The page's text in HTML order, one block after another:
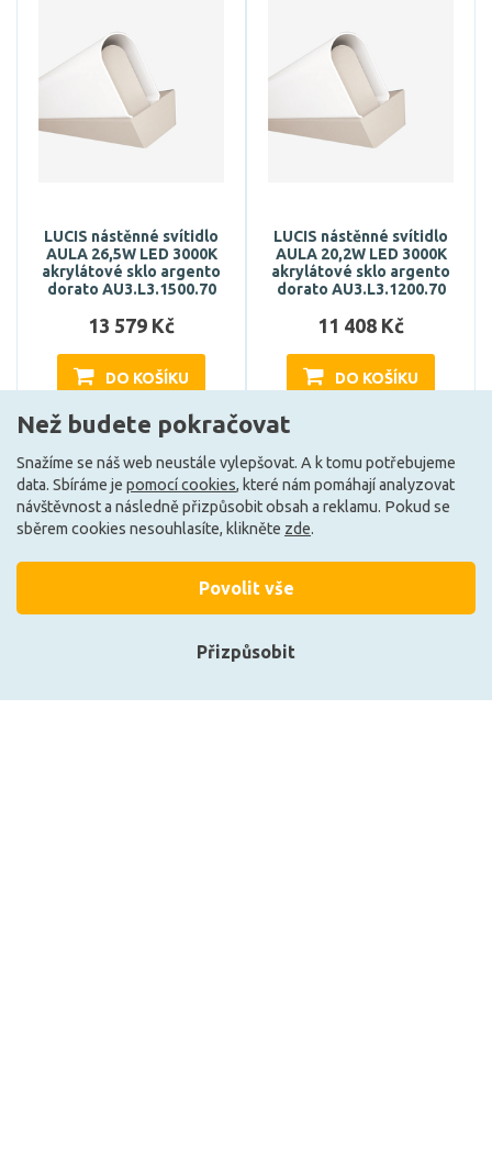
LUCIS nástěnné svítidlo
AULA 26,5W LED 3000K
akrylátové sklo argento
dorato AU3.L3.1500.70
13 579 Kč
DO KOŠÍKU
Může být u Vás 7. 9.
LUCIS nástěnné svítidlo
AULA 20,2W LED 3000K
akrylátové sklo argento
dorato AU3.L3.1200.70
11 408 Kč
DO KOŠÍKU
Může být u Vás 7. 9.
Ze stejné kolekce
Než budete pokračovat
Snažíme se náš web neustále vylepšovat. A k tomu potřebujeme
data. Sbíráme je pomocí cookies, které nám pomáhají analyzovat
návštěvnost a následně přizpůsobit obsah a reklamu. Pokud se
sběrem cookies nesouhlasíte, klikněte zde.
Přizpůsobit
Povolit vše